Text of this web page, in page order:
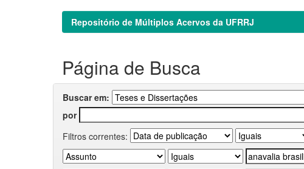
Repositório de Múltiplos Acervos da UFRRJ
Página de Busca
Buscar em:
por
Filtros correntes: